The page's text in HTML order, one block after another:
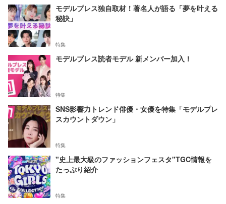
モデルプレス独自取材！著名人が語る「夢を叶える
秘訣」
特集
モデルプレス読者モデル 新メンバー加入！
特集
SNS影響力トレンド俳優・女優を特集「モデルプレ
スカウントダウン」
特集
"史上最大級のファッションフェスタ"TGC情報を
たっぷり紹介
特集